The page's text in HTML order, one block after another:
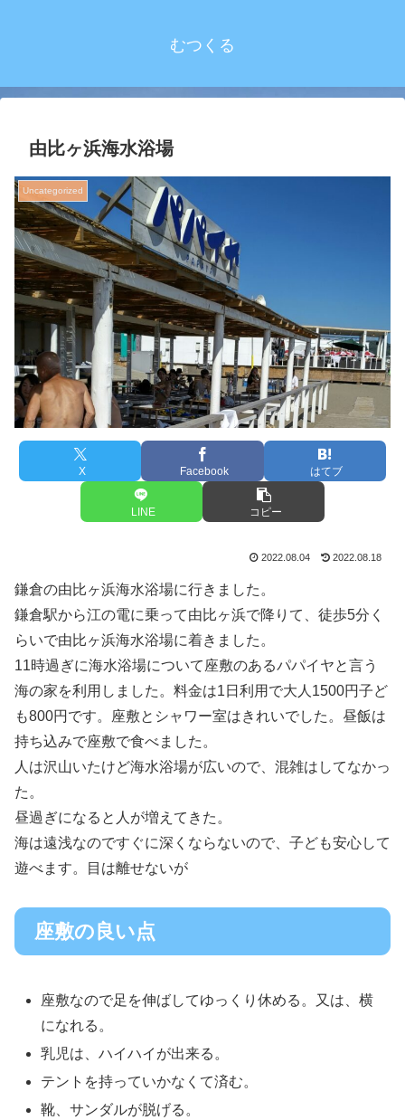
むつくる
由比ヶ浜海水浴場
Uncategorized
X Facebook はてブ
LINE コピー
2022.08.04 2022.08.18
鎌倉の由比ヶ浜海水浴場に行きました。
鎌倉駅から江の電に乗って由比ヶ浜で降りて、徒歩5分く
らいで由比ヶ浜海水浴場に着きました。
11時過ぎに海水浴場について座敷のあるパパイヤと言う
海の家を利用しました。料金は1日利用で大人1500円子ど
も800円です。座敷とシャワー室はきれいでした。昼飯は
持ち込みで座敷で食べました。
人は沢山いたけど海水浴場が広いので、混雑はしてなかっ
た。
昼過ぎになると人が増えてきた。
海は遠浅なのですぐに深くならないので、子ども安心して
遊べます。目は離せないが
座敷の良い点
座敷なので足を伸ばしてゆっくり休める。又は、横
になれる。
乳児は、ハイハイが出来る。
テントを持っていかなくて済む。
靴、サンダルが脱げる。